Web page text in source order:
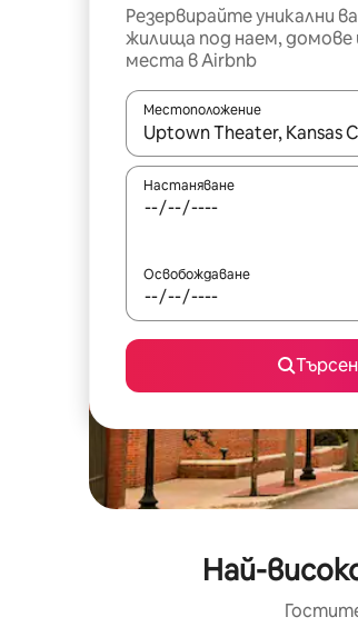
Резервирайте уникални
жилища под наем, домове
места в Airbnb
Местоположение
Когато резултатите се
Настаняване
Освобождаване
Най-